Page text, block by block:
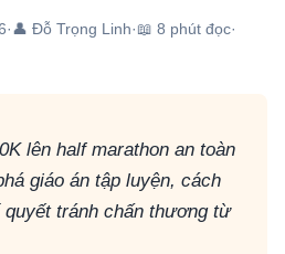
·👤 Đỗ Trọng Linh·📖 8 phút đọc·
lên half marathon an toàn
giáo án tập luyện, cách
tránh chấn thương từ